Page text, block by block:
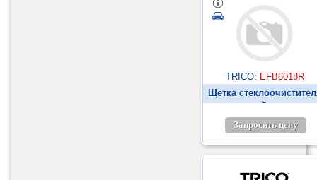
TRICO: EFB6018R
Щетка
►
Запросить цену